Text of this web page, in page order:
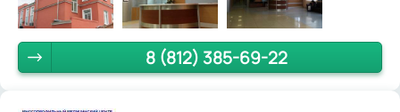
8 (812) 385-69-22